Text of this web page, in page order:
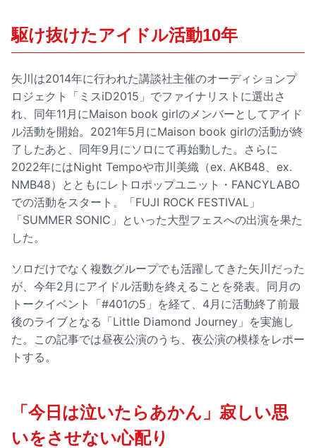
駆け抜けたアイドル活動10年
矢川は2014年に行われた講談社主催のオーディションプ
ロジェクト「ミスiD2015」でファイナリストに選出さ
れ、同年11月にMaison book girlのメンバーとしてアイド
ル活動を開始。2021年5月にMaison book girlの活動が終
了したあと、同年9月にソロにて再始動した。さらに
2022年にはNight Tempoや市川美織（ex. AKB48、ex.
NMB48）とともにレトロポップユニット・FANCYLABO
での活動をスタート。「FUJI ROCK FESTIVAL」
「SUMMER SONIC」といった大型フェスへの出演を果た
した。
ソロだけでなく複数グループでも活躍してきた矢川だった
が、今年2月にアイドル活動を終えることを発表。同月の
トークイベント「#401の5」を経て、4月に活動終了前最
後のライブとなる「Little Diamond Journey」を実施し
た。この記事では昼夜公演のうち、夜公演の模様をレポー
トする。
「今日は泣いたらあかん」寂しい思
いをさせない心配り